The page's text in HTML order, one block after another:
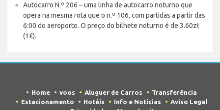
Autocarro N.º 206 – uma linha de autocarro noturno que
opera na mesma rota que o n.º 106, com partidas a partir das
6:00 do aeroporto. O preço do bilhete noturno é de 3.60zł
(1€).
Home voos Aluguer de Carros
Transferência
Estacionamento
Hotéis Info e Notícias
Aviso Legal